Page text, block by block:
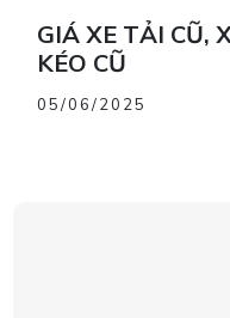
GIÁ XE TẢI CŨ,
KÉO CŨ
05/06/2025